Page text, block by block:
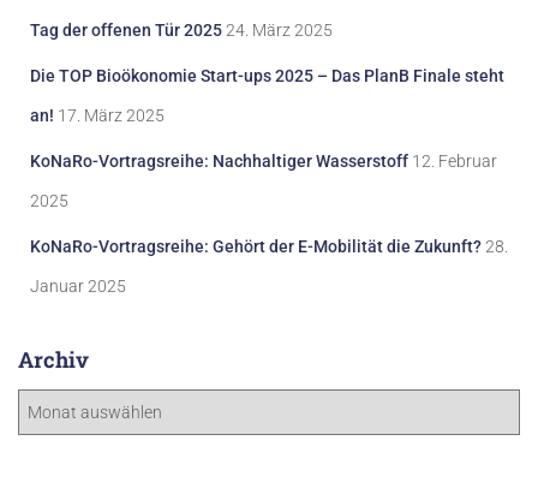
Tag der offenen Tür 202524. März 2025
Die TOP Bioökonomie Start-ups 2025 – Das PlanB Finale steht
an! 17. März 2025
KoNaRo-Vortragsreihe: Nachhaltiger Wasserstoff 12. Februar
2025
KoNaRo-Vortragsreihe: Gehört der E-Mobilität die Zukunft?28.
Januar 2025
Archiv